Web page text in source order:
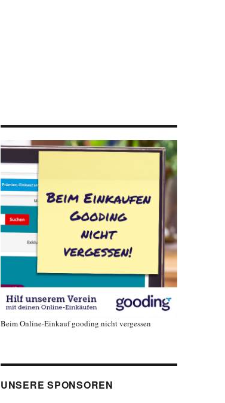
Beim Online-Einkauf gooding nicht vergessen
UNSERE SPONSOREN